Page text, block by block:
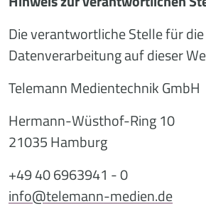
Die verantwortliche Stelle für die
Datenverarbeitung auf dieser
Telemann Medientechnik GmbH
Hermann-Wüsthof-Ring 10
21035 Hamburg
+49 40 6963941 - 0
info@telemann-medien.de